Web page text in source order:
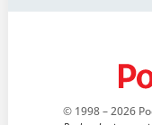
© 1998 – 2026